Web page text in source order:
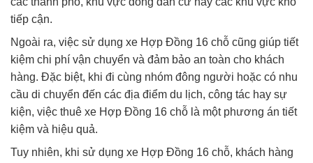
tiếp cận.
Ngoài ra, việc sử dụng xe Hợp Đồng 16 chỗ cũng giúp tiết
kiệm chi phí vận chuyển và đảm bảo an toàn cho khách
hàng. Đặc biệt, khi đi cùng nhóm đông người hoặc có nhu
cầu di chuyển đến các địa điểm du lịch, công tác hay sự
kiện, việc thuê xe Hợp Đồng 16 chỗ là một phương án tiết
kiệm và hiệu quả.
Tuy nhiên, khi sử dụng xe Hợp Đồng 16 chỗ, khách hàng